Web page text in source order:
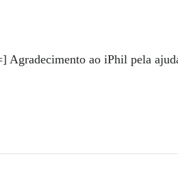
ao iPhil pela